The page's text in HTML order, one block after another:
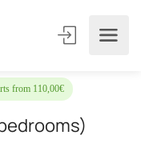
Starts from 110,00€
bedrooms)